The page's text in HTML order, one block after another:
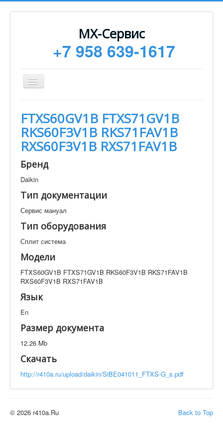
МХ-Сервис
+7 958 639-1617
Toggle
Navigation
Монтаж
Сервисное обслуживание
Новости
Контакты
Техническая документация
FTXS60GV1B FTXS71GV1B RKS60F3V1B RKS71FAV1B
Искать
Производитель
Элементов на страницу
FTXS60GV1B FTXS71GV1B
RKS60F3V1B RKS71FAV1B
RXS60F3V1B RXS71FAV1B
Бренд
Daikin
Тип документации
Сервис мануал
Тип оборудования
Сплит система
Модели
FTXS60GV1B FTXS71GV1B RKS60F3V1B RKS71FAV1B
RXS60F3V1B RXS71FAV1B
Язык
En
Размер документа
12.26 Mb
Скачать
http://r410a.ru/upload/daikin/SiBE041011_FTXS-G_s.pdf
Back to Top
© 2026 r410a.Ru